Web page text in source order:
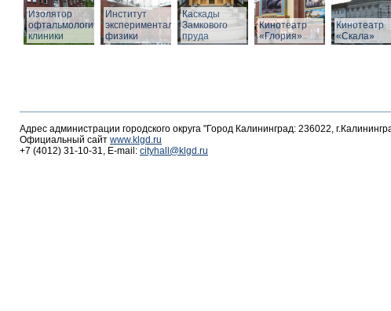
Изолятор
офтальмологической
клиники
Институт
экспериментальной
физики
Каскады
Замкового
пруда
Кинотеатр
«Глория»
Кинотеатр
«Скала»
Адрес администрации городского округа "Город Калининград: 236022,
Официальный сайт www.klgd.ru
+7 (4012) 31-10-31, E-mail: cityhall@klgd.ru